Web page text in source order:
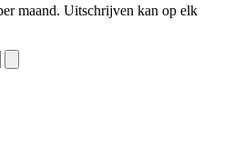
maand. Uitschrijven kan op elk